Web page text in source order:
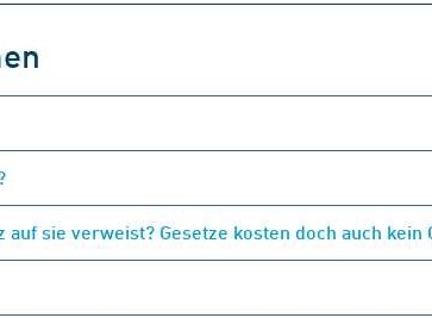
sie verweist? Gesetze kosten doch auch kein